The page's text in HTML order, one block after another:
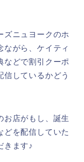
ズニュヨークのホ
ながら、ケイティ
などで割引クーポ
信しているかどう
お店がもし、誕生
どを配信していた
きます♪